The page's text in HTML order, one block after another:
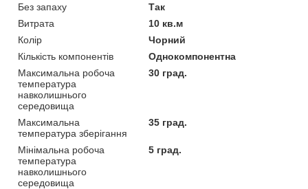
Без запаху
Так
Витрата
10 кв.м
Колір
Чорний
Кількість компонентів
Однокомпонентна
Максимальна робоча
температура
навколишнього
середовища
30 град.
Максимальна
температура зберігання
35 град.
Мінімальна робоча
температура
навколишнього
середовища
5 град.